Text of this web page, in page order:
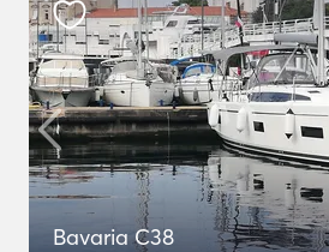
Bavaria C38